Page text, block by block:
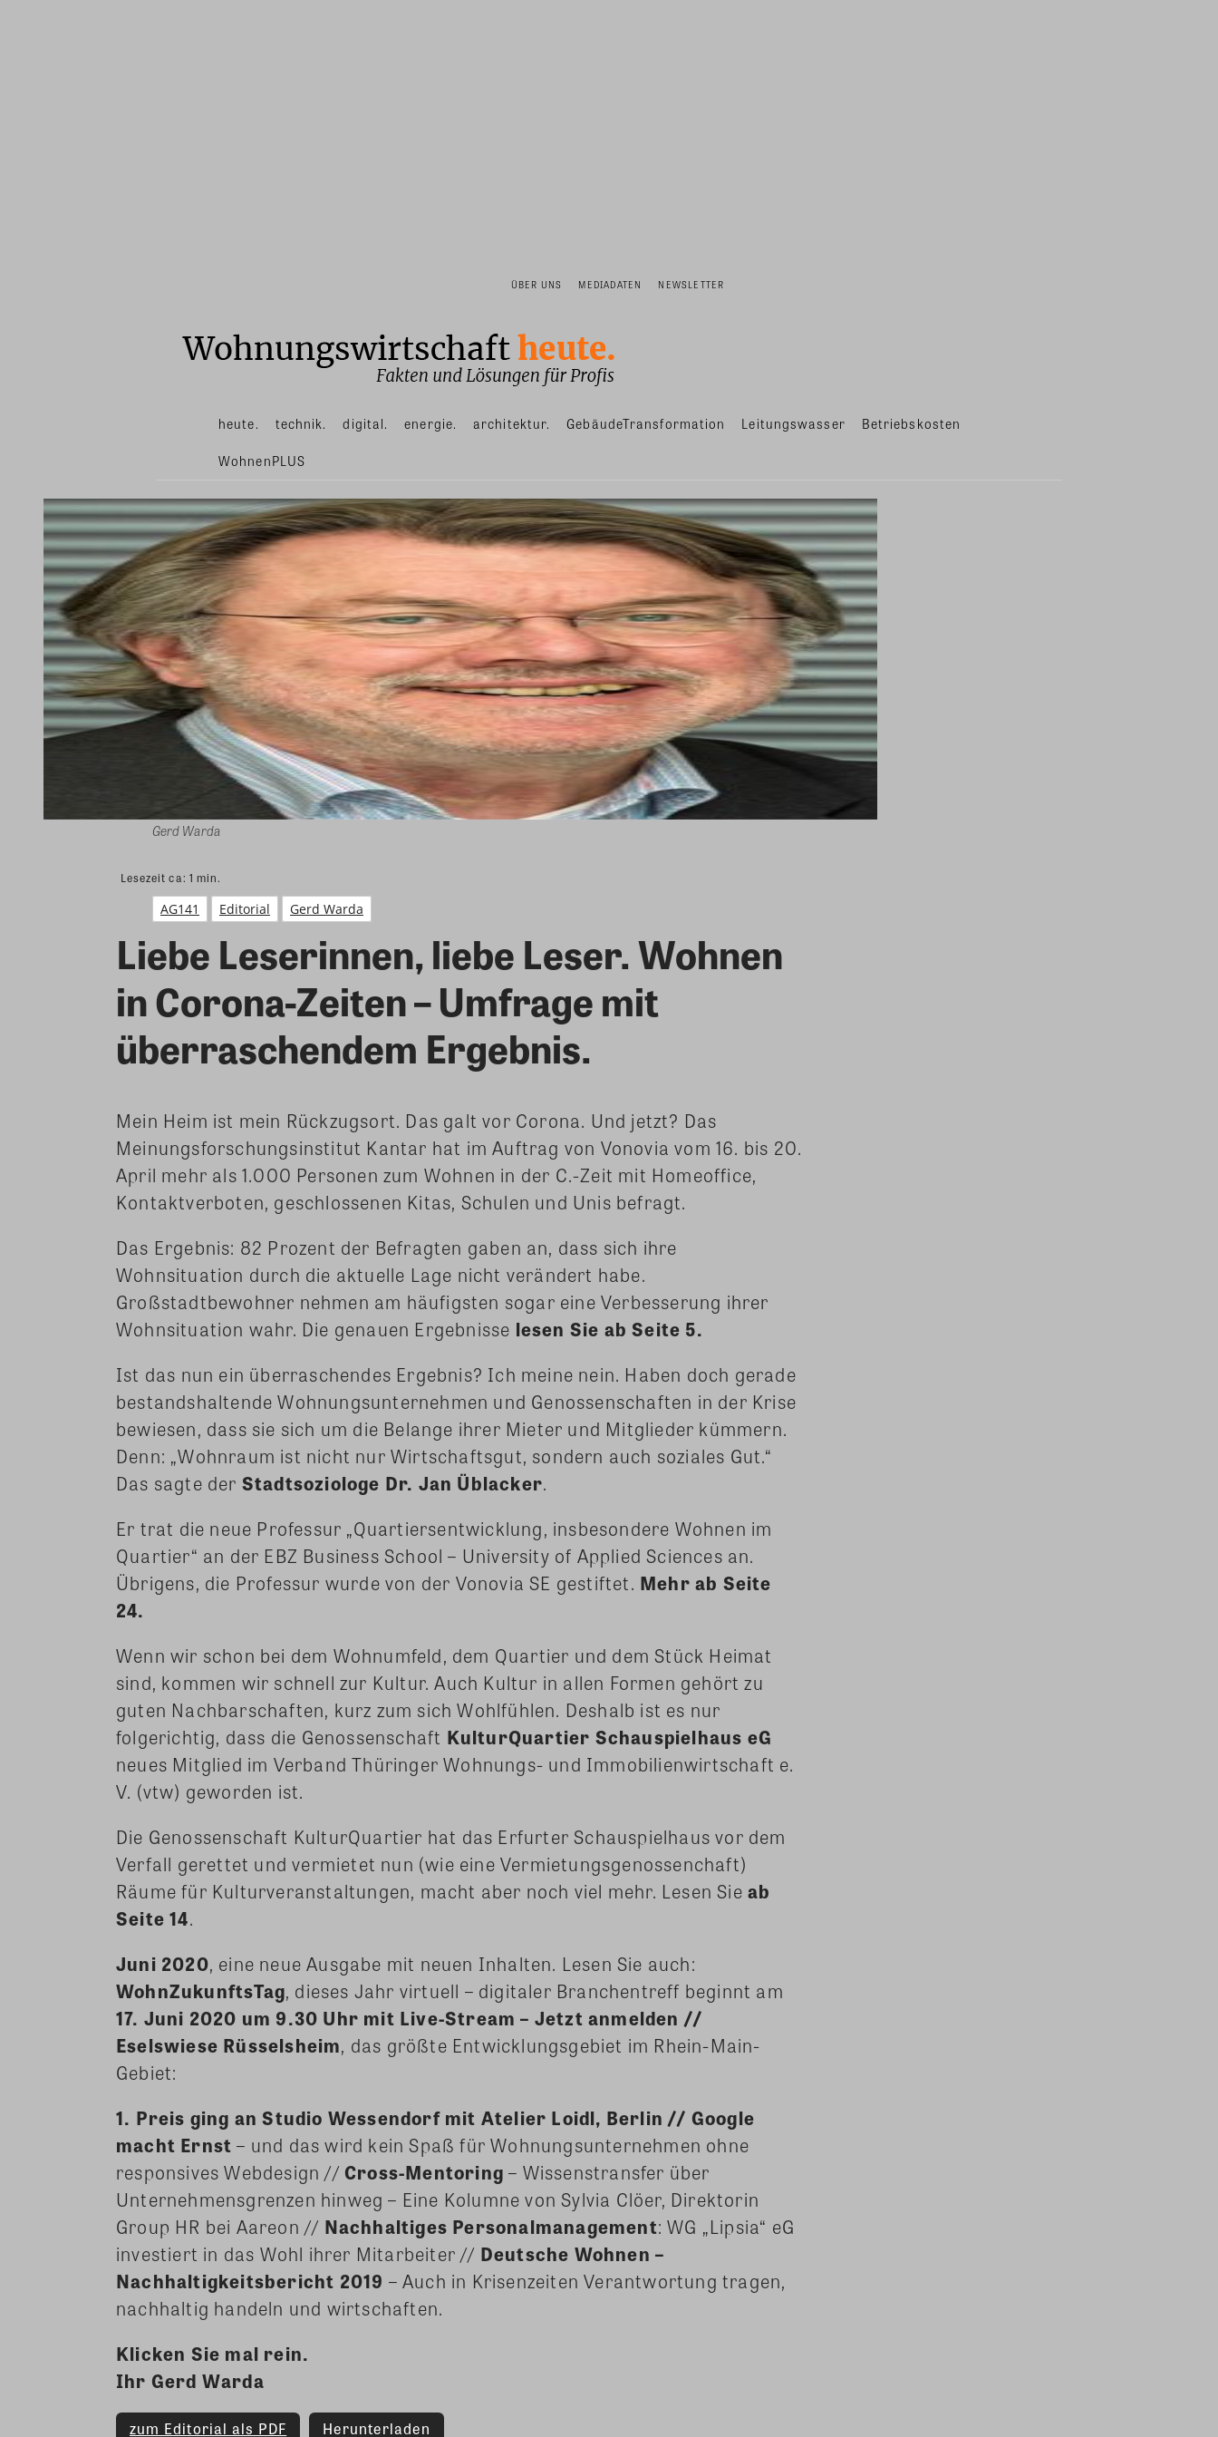
ÜBER UNS MEDIADATEN NEWSLETTER
heute. technik. digital. energie. architektur. GebäudeTransformation Leitungswasser Betriebskosten
WohnenPLUS
Gerd Warda
Lesezeit ca: 1 min.
AG141 Editorial Gerd Warda
Liebe Leserinnen, liebe Leser. Wohnen
in Corona-Zeiten – Umfrage mit
überraschendem Ergebnis.
Mein Heim ist mein Rückzugsort. Das galt vor Corona. Und jetzt? Das
Meinungsforschungsinstitut Kantar hat im Auftrag von Vonovia vom 16. bis 20.
April mehr als 1.000 Personen zum Wohnen in der C.-Zeit mit Homeoffice,
Kontaktverboten, geschlossenen Kitas, Schulen und Unis befragt.
Das Ergebnis: 82 Prozent der Befragten gaben an, dass sich ihre
Wohnsituation durch die aktuelle Lage nicht verändert habe.
Großstadtbewohner nehmen am häufigsten sogar eine Verbesserung ihrer
Wohnsituation wahr. Die genauen Ergebnisse lesen Sie ab Seite 5.
Ist das nun ein überraschendes Ergebnis? Ich meine nein. Haben doch gerade
bestandshaltende Wohnungsunternehmen und Genossenschaften in der Krise
bewiesen, dass sie sich um die Belange ihrer Mieter und Mitglieder kümmern.
Denn: „Wohnraum ist nicht nur Wirtschaftsgut, sondern auch soziales Gut.“
Das sagte der Stadtsoziologe Dr. Jan Üblacker.
Er trat die neue Professur „Quartiersentwicklung, insbesondere Wohnen im
Quartier“ an der EBZ Business School – University of Applied Sciences an.
Übrigens, die Professur wurde von der Vonovia SE gestiftet. Mehr ab Seite
24.
Wenn wir schon bei dem Wohnumfeld, dem Quartier und dem Stück Heimat
sind, kommen wir schnell zur Kultur. Auch Kultur in allen Formen gehört zu
guten Nachbarschaften, kurz zum sich Wohlfühlen. Deshalb ist es nur
folgerichtig, dass die Genossenschaft KulturQuartier Schauspielhaus eG
neues Mitglied im Verband Thüringer Wohnungs- und Immobilienwirtschaft e.
V. (vtw) geworden ist.
Die Genossenschaft KulturQuartier hat das Erfurter Schauspielhaus vor dem
Verfall gerettet und vermietet nun (wie eine Vermietungsgenossenchaft)
Räume für Kulturveranstaltungen, macht aber noch viel mehr. Lesen Sieab
Seite 14.
Juni 2020, eine neue Ausgabe mit neuen Inhalten. Lesen Sie auch:
WohnZukunftsTag, dieses Jahr virtuell – digitaler Branchentreff beginnt am
17. Juni 2020 um 9.30 Uhr mit Live-Stream – Jetzt anmelden //
Eselswiese Rüsselsheim, das größte Entwicklungsgebiet im Rhein-Main-
Gebiet:
1. Preis ging an Studio Wessendorf mit Atelier Loidl, Berlin // Google
macht Ernst – und das wird kein Spaß für Wohnungsunternehmen ohne
responsives Webdesign // Cross-Mentoring – Wissenstransfer über
Unternehmensgrenzen hinweg – Eine Kolumne von Sylvia Clöer, Direktorin
Group HR bei Aareon // Nachhaltiges Personalmanagement: WG „Lipsia“ eG
investiert in das Wohl ihrer Mitarbeiter // Deutsche Wohnen –
Nachhaltigkeitsbericht 2019 – Auch in Krisenzeiten Verantwortung tragen,
nachhaltig handeln und wirtschaften.
Klicken Sie mal rein.
Ihr Gerd Warda
zum Editorial als PDF Herunterladen